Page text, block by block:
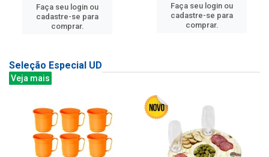
Faça seu login ou
cadastre-se para
comprar.
Faça seu login ou
cadastre-se para
comprar.
Seleção Especial UD
Veja mais